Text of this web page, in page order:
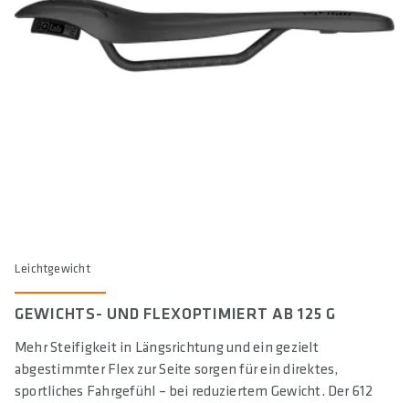
Leichtgewicht
GEWICHTS- UND FLEXOPTIMIERT AB 125 G
Mehr Steifigkeit in Längsrichtung und ein gezielt
abgestimmter Flex zur Seite sorgen für ein direktes,
sportliches Fahrgefühl – bei reduziertem Gewicht. Der 612